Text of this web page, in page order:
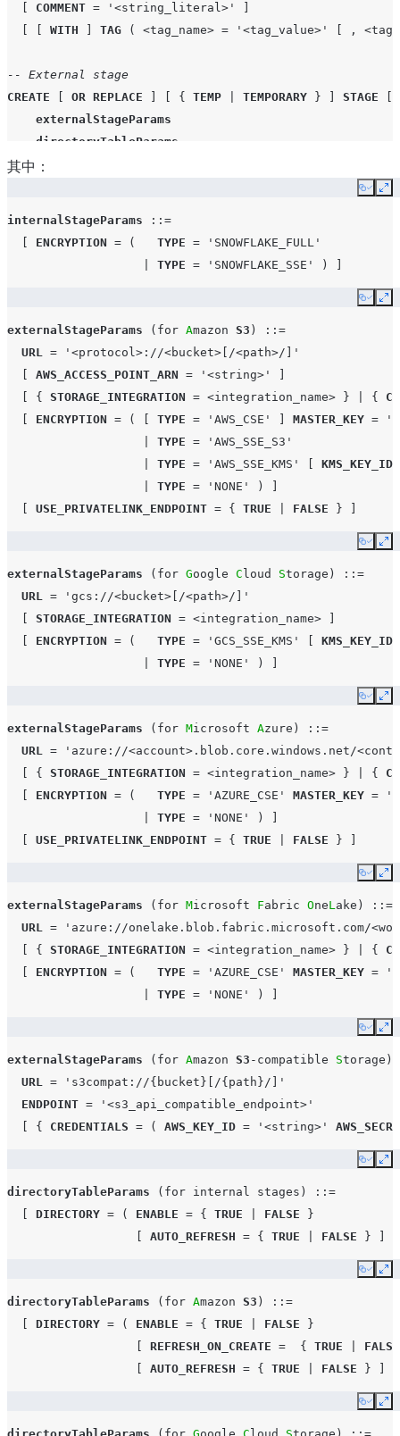
COMMENT = '<string_literal>'
WITH TAG ( <tag_name> = '<tag_value>' ,
-- External stage
CREATE
OR REPLACE { TEMP TEMPORARY } STAGE
externalStageParams
directoryTableParams
[
FILE_FORMAT
其中：
Copy
internalStageParams
::=
ENCRYPTION = ( TYPE =
'SNOWFLAKE_FULL'
TYPE = 'SNOWFLAKE_SSE' )
Copy
externalStageParams ( for Amazon S3 )
::=
URL =
'<protocol>://<bucket>[/<path>/]'
AWS_ACCESS_POINT_ARN = '<string>'
{ STORAGE_INTEGRATION = <integration_name> } {
ENCRYPTION = ( TYPE = 'AWS_CSE' MASTER_KEY =
TYPE =
'AWS_SSE_S3'
TYPE = 'AWS_SSE_KMS'
KMS_KEY_ID
TYPE = 'NONE' )
USE_PRIVATELINK_ENDPOINT = { TRUE FALSE }
Copy
externalStageParams ( for Google C loud Storage )
::=
URL =
'gcs://<bucket>[/<path>/]'
STORAGE_INTEGRATION = <integration_name>
ENCRYPTION = ( TYPE = 'GCS_SSE_KMS'
KMS_KEY_ID
TYPE = 'NONE' )
Copy
externalStageParams ( for Microsoft Azure )
::=
URL =
'azure://<account>.blob.core.windows.net/
{ STORAGE_INTEGRATION = <integration_name> } {
ENCRYPTION = ( TYPE = 'AZURE_CSE' MASTER_KEY =
TYPE = 'NONE' )
USE_PRIVATELINK_ENDPOINT = { TRUE FALSE }
Copy
externalStageParams ( for Microsoft Fabric OneLake )
::=
URL =
'azure://onelake.blob.fabric.microsoft.com/
{ STORAGE_INTEGRATION = <integration_name> } {
ENCRYPTION = ( TYPE = 'AZURE_CSE' MASTER_KEY =
TYPE = 'NONE' )
Copy
externalStageParams ( for Amazon S3 - compatible Storage )
URL =
's3compat://{bucket}[/{path}/]'
ENDPOINT =
'<s3_api_compatible_endpoint>'
{ CREDENTIALS = ( AWS_KEY_ID = '<string>'
Copy
directoryTableParams ( for internal stages )
::=
DIRECTORY = ( ENABLE = { TRUE FALSE
}
AUTO_REFRESH = { TRUE FALSE }
Copy
directoryTableParams ( for Amazon S3 )
::=
DIRECTORY = ( ENABLE = { TRUE FALSE
}
REFRESH_ON_CREATE = { TRUE
FALSE
AUTO_REFRESH = { TRUE FALSE }
Copy